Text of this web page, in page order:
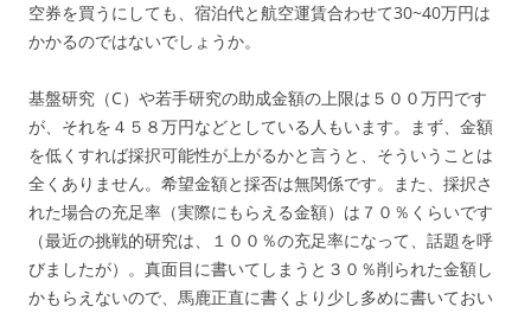
空券を買うにしても、宿泊代と航空運賃合わせて30~40万円は
かかるのではないでしょうか。
基盤研究（C）や若手研究の助成金額の上限は５００万円です
が、それを４５８万円などとしている人もいます。まず、金額
を低くすれば採択可能性が上がるかと言うと、そういうことは
全くありません。希望金額と採否は無関係です。また、採択さ
れた場合の充足率（実際にもらえる金額）は７０％くらいです
（最近の挑戦的研究は、１００％の充足率になって、話題を呼
びましたが）。真面目に書いてしまうと３０％削られた金額し
かもらえないので、馬鹿正直に書くより少し多めに書いておい